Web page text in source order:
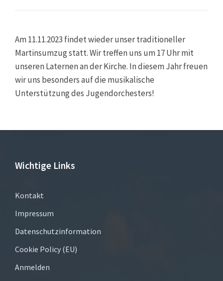
Am 11.11.2023 findet wieder unser traditioneller
Martinsumzug statt. Wir treffen uns um 17 Uhr mit
unseren Laternen an der Kirche. In diesem Jahr freuen
wir uns besonders auf die musikalische
Unterstützung des Jugendorchesters!
Wichtige Links
Kontakt
Impressum
Datenschutzinformation
Cookie Policy (EU)
Anmelden